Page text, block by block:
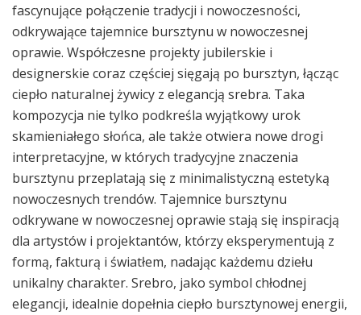
fascynujące połączenie tradycji i nowoczesności,
odkrywające tajemnice bursztynu w nowoczesnej
oprawie. Współczesne projekty jubilerskie i
designerskie coraz częściej sięgają po bursztyn, łącząc
ciepło naturalnej żywicy z elegancją srebra. Taka
kompozycja nie tylko podkreśla wyjątkowy urok
skamieniałego słońca, ale także otwiera nowe drogi
interpretacyjne, w których tradycyjne znaczenia
bursztynu przeplatają się z minimalistyczną estetyką
nowoczesnych trendów. Tajemnice bursztynu
odkrywane w nowoczesnej oprawie stają się inspiracją
dla artystów i projektantów, którzy eksperymentują z
formą, fakturą i światłem, nadając każdemu dziełu
unikalny charakter. Srebro, jako symbol chłodnej
elegancji, idealnie dopełnia ciepło bursztynowej energii,